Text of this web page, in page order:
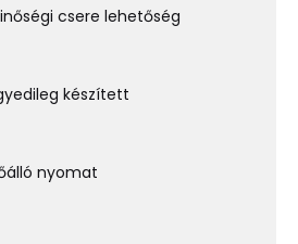
csere lehetőség
készített
nyomat